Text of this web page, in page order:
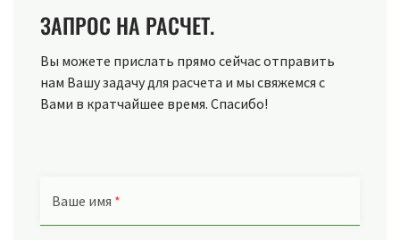
ЗАПРОС НА РАСЧЕТ.
Вы можете прислать прямо сейчас отправить
нам Вашу задачу для расчета и мы свяжемся с
Вами в кратчайшее время. Спасибо!
Ваше имя *